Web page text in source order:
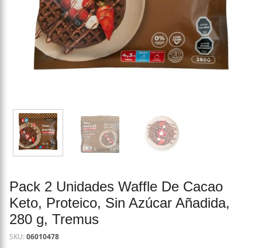
Pack 2 Unidades Waffle De Cacao
Keto, Proteico, Sin Azúcar Añadida,
280 g, Tremus
SKU:06010478